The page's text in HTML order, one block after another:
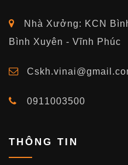
Nhà Xưởng: KCN
Bình Xuyên - Vĩnh Phúc
0911003500
THÔNG TIN